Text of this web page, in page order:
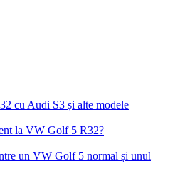
cu Audi S3 și alte modele
la VW Golf 5 R32?
un VW Golf 5 normal și unul